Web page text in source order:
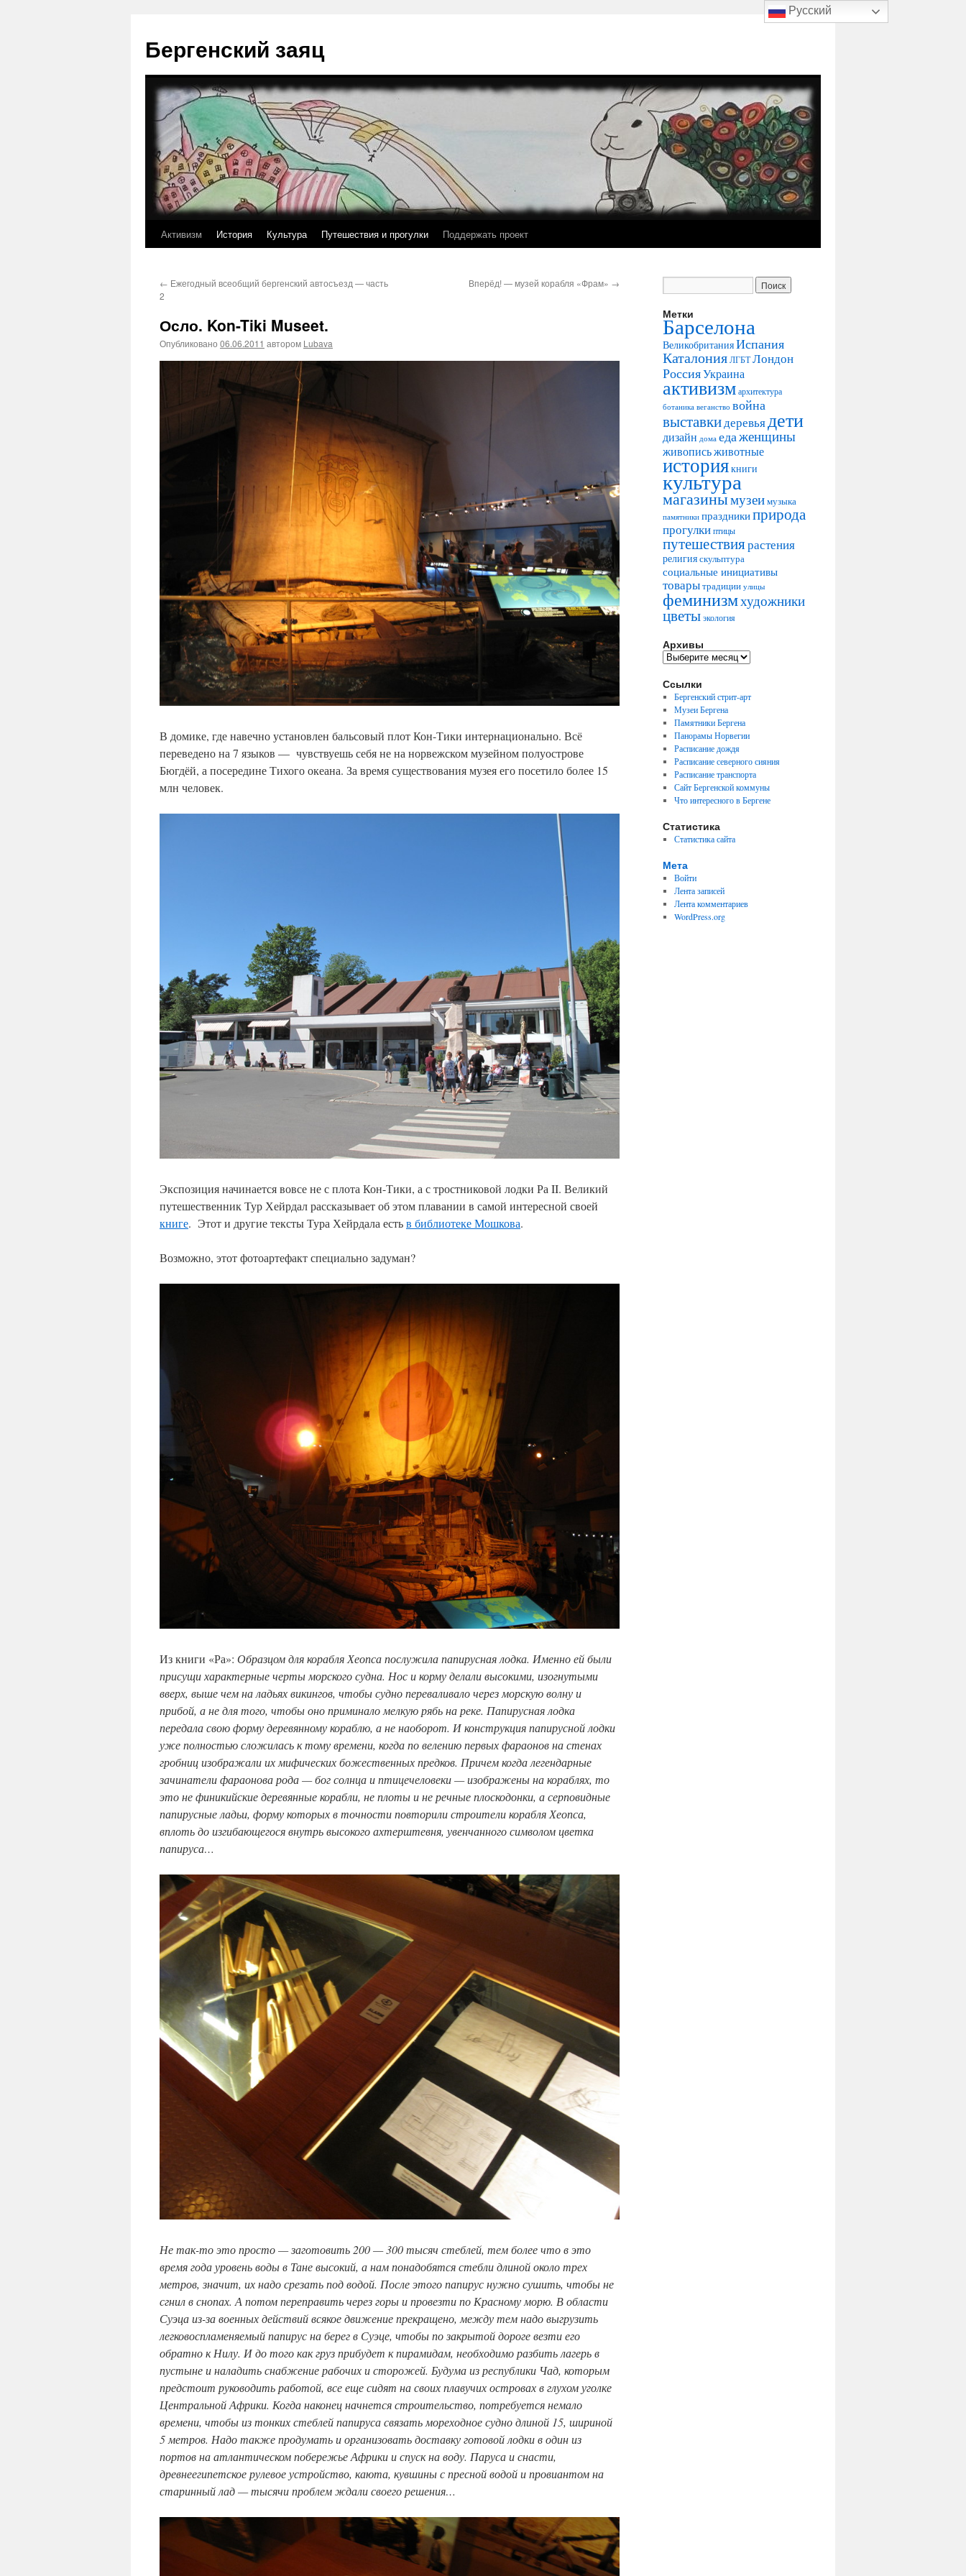
содержимому
Бергенский заяц
Активизм История Культура Путешествия и прогулки Поддержать проект
← Ежегодный всеобщий бергенский автосъезд — часть
2
Вперёд! — музей корабля «Фрам» →
Осло. Kon-Tiki Museet.
Опубликовано 06.06.2011 автором Lubava
В домике, где навечно установлен бальсовый плот Кон-Тики интернационально. Всё
переведено на 7 языков — чувствуешь себя не на норвежском музейном полуострове
Бюгдёй, а посередине Тихого океана. За время существования музея его посетило более 15
млн человек.
Экспозиция начинается вовсе не с плота Кон-Тики, а с тростниковой лодки Ра II. Великий
путешественник Тур Хейрдал рассказывает об этом плавании в самой интересной своей
книге. Этот и другие тексты Тура Хейрдала естьв библиотеке Мошкова.
Возможно, этот фотоартефакт специально задуман?
Из книги «Ра»: Образцом для корабля Хеопса послужила папирусная лодка. Именно ей были
присущи характерные черты морского судна. Нос и корму делали высокими, изогнутыми
вверх, выше чем на ладьях викингов, чтобы судно переваливало через морскую волну и
прибой, а не для того, чтобы оно приминало мелкую рябь на реке. Папирусная лодка
передала свою форму деревянному кораблю, а не наоборот. И конструкция папирусной лодки
уже полностью сложилась к тому времени, когда по велению первых фараонов на стенах
гробниц изображали их мифических божественных предков. Причем когда легендарные
зачинатели фараонова рода — бог солнца и птицечеловеки — изображены на кораблях, то
это не финикийские деревянные корабли, не плоты и не речные плоскодонки, а серповидные
папирусные ладьи, форму которых в точности повторили строители корабля Хеопса,
вплоть до изгибающегося внутрь высокого ахтерштевня, увенчанного символом цветка
папируса…
Не так-то это просто — заготовить 200 — 300 тысяч стеблей, тем более что в это
время года уровень воды в Тане высокий, а нам понадобятся стебли длиной около трех
метров, значит, их надо срезать под водой. После этого папирус нужно сушить, чтобы не
сгнил в снопах. А потом переправить через горы и провезти по Красному морю. В области
Суэца из-за военных действий всякое движение прекращено, между тем надо выгрузить
легковоспламеняемый папирус на берег в Суэце, чтобы по закрытой дороге везти его
обратно к Нилу. И до того как груз прибудет к пирамидам, необходимо разбить лагерь в
пустыне и наладить снабжение рабочих и сторожей. Будума из республики Чад, которым
предстоит руководить работой, все еще сидят на своих плавучих островах в глухом уголке
Центральной Африки. Когда наконец начнется строительство, потребуется немало
времени, чтобы из тонких стеблей папируса связать мореходное судно длиной 15, шириной
5 метров. Надо также продумать и организовать доставку готовой лодки в один из
портов на атлантическом побережье Африки и спуск на воду. Паруса и снасти,
древнеегипетское рулевое устройство, каюта, кувшины с пресной водой и провиантом на
старинный лад — тысячи проблем ждали своего решения…
Метки
Барселона
ВеликобританияИспания
Каталония ЛГБТ Лондон
РоссияУкраина
активизм архитектура
ботаника веганство война
выставкидеревьядети
дизайн дома едаженщины
живописьживотные
историякниги
культура
магазинымузеимузыка
памятники праздникиприрода
прогулкиптицы
путешествиярастения
религияскульптура
социальные инициативы
товарытрадиции улицы
феминизмхудожники
цветы экология
Архивы
Архивы
Ссылки
Бергенский стрит-арт
Музеи Бергена
Памятники Бергена
Панорамы Норвегии
Расписание дождя
Расписание северного сияния
Расписание транспорта
Сайт Бергенской коммуны
Что интересного в Бергене
Статистика
Статистика сайта
Мета
Войти
Лента записей
Лента комментариев
WordPress.org
Русский